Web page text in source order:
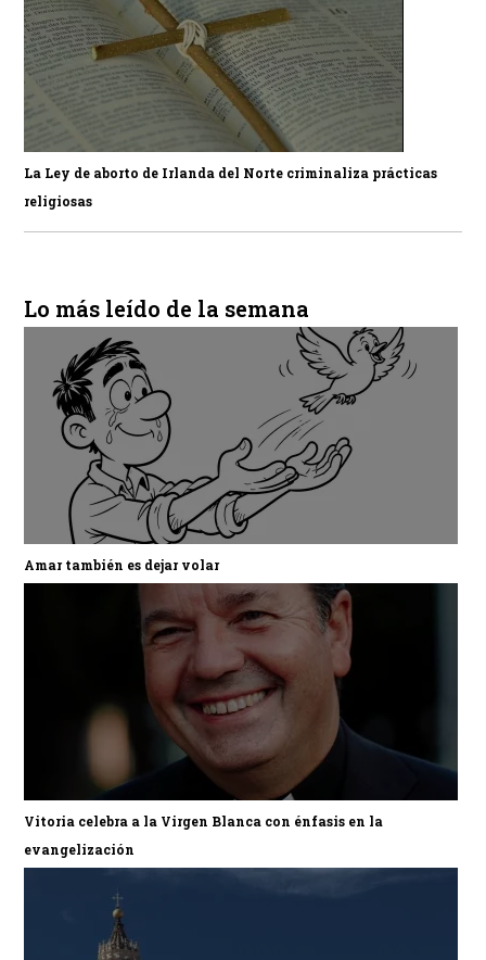
La Ley de aborto de Irlanda del Norte criminaliza prácticas
religiosas
Lo más leído de la semana
Amar también es dejar volar
Vitoria celebra a la Virgen Blanca con énfasis en la
evangelización